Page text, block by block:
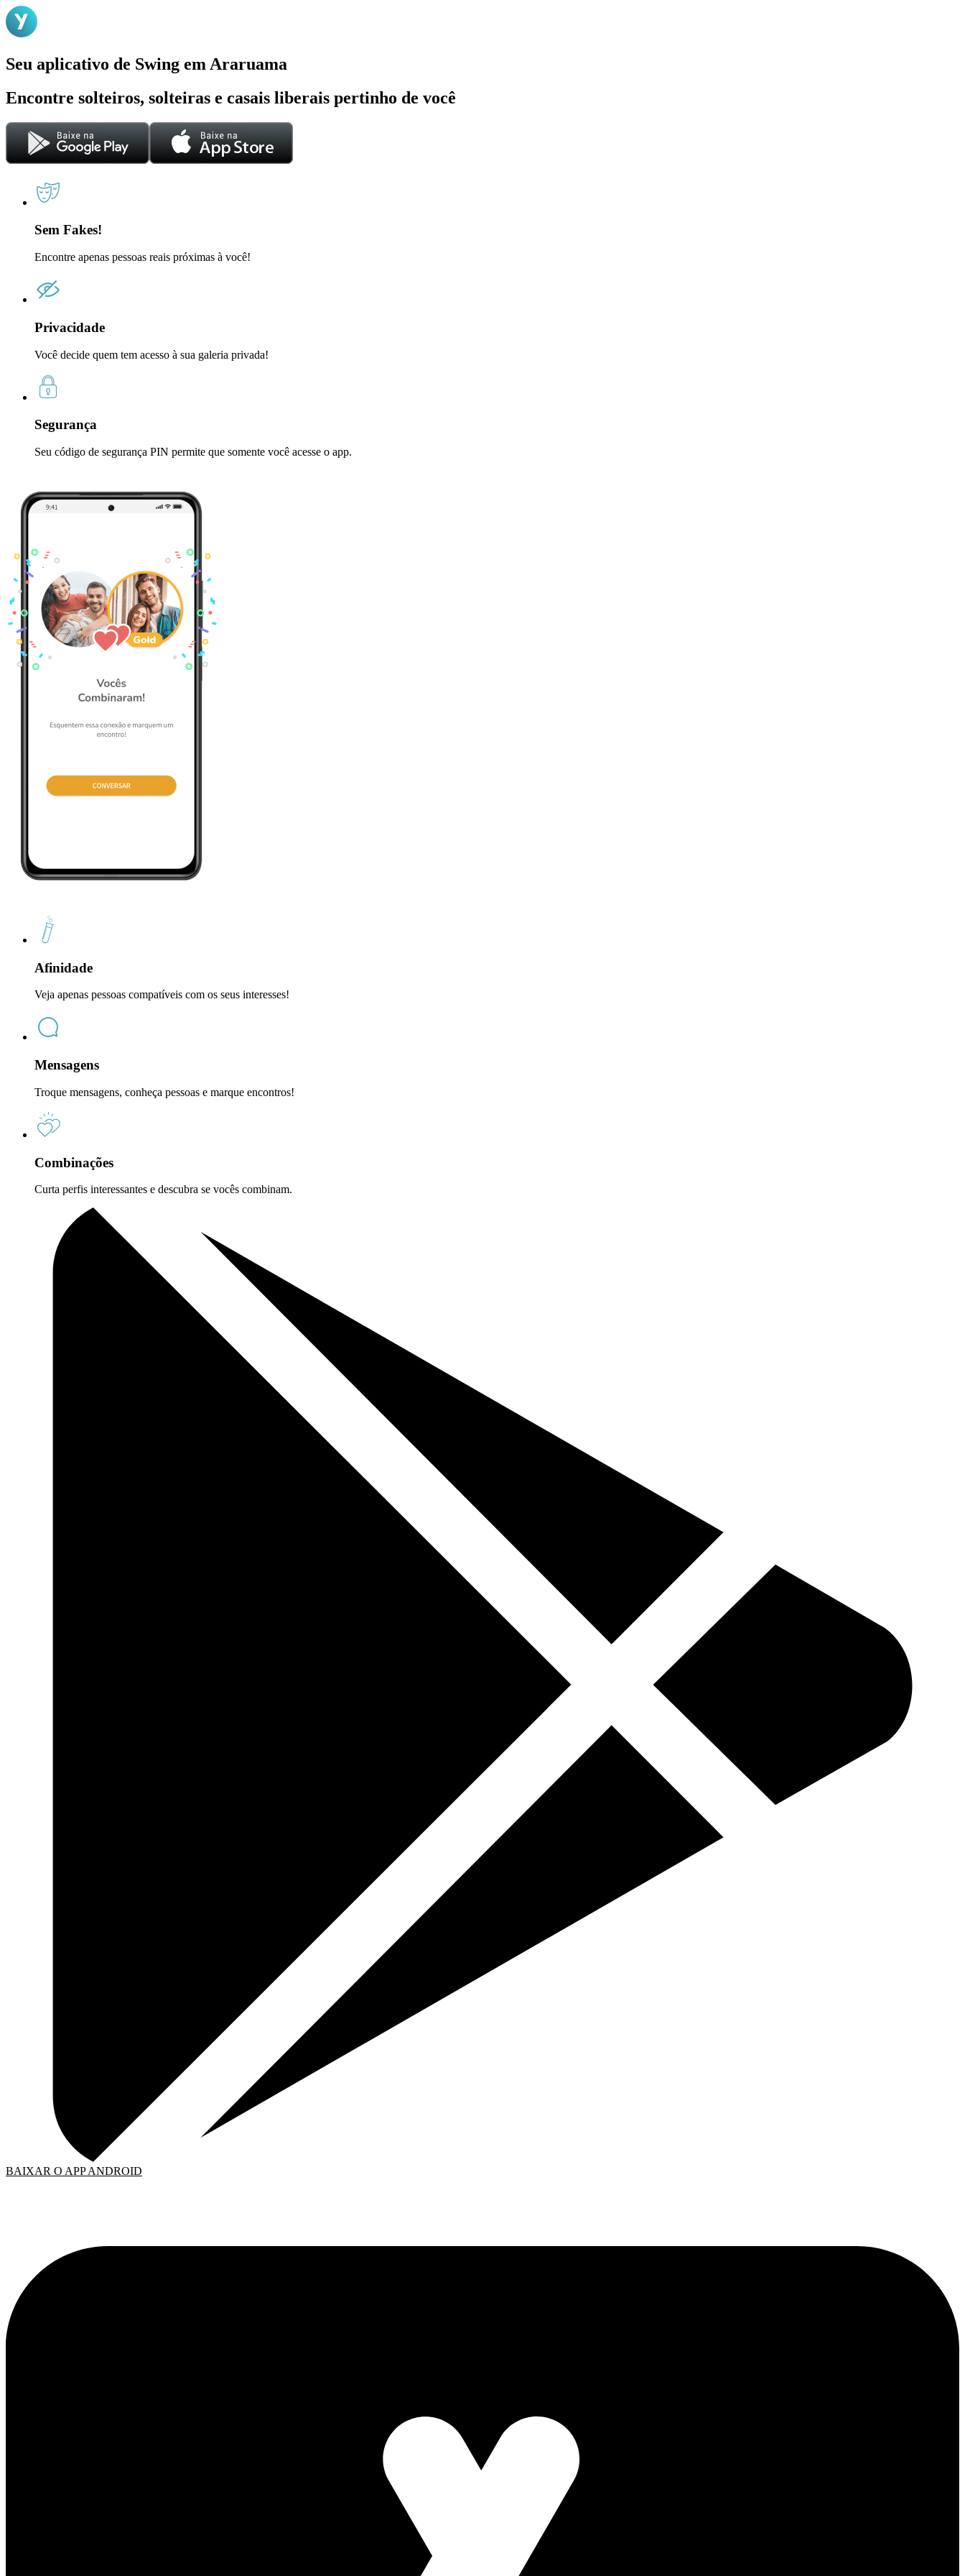
Seu aplicativo de Swing em Araruama
Encontre solteiros, solteiras e casais liberais pertinho de você
Sem Fakes!
Encontre apenas pessoas reais próximas à você!
Privacidade
Você decide quem tem acesso à sua galeria privada!
Segurança
Seu código de segurança PIN permite que somente você acesse o app.
Afinidade
Veja apenas pessoas compatíveis com os seus interesses!
Mensagens
Troque mensagens, conheça pessoas e marque encontros!
Combinações
Curta perfis interessantes e descubra se vocês combinam.
BAIXAR O APP ANDROID